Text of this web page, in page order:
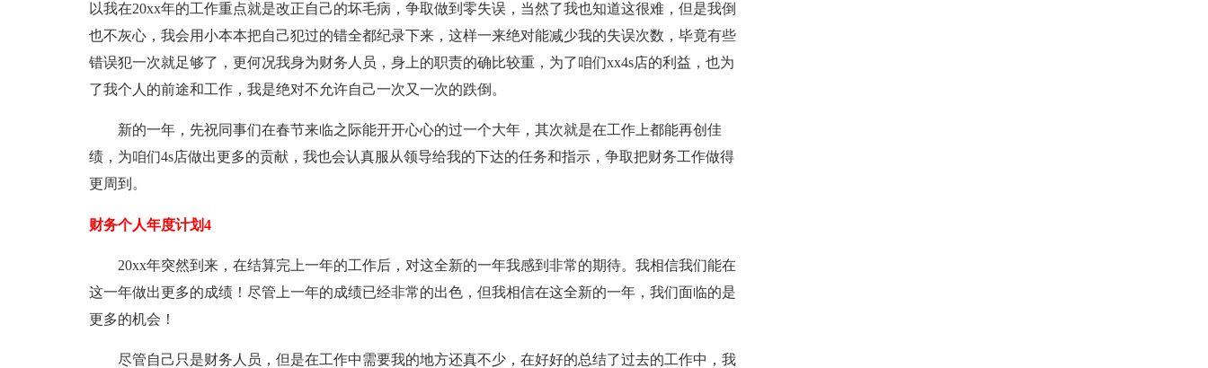
以我在20xx年的工作重点就是改正自己的坏毛病，争取做到零失误，当然了我也知道这很难，但是我倒
也不灰心，我会用小本本把自己犯过的错全都纪录下来，这样一来绝对能减少我的失误次数，毕竟有些
错误犯一次就足够了，更何况我身为财务人员，身上的职责的确比较重，为了咱们xx4s店的利益，也为
了我个人的前途和工作，我是绝对不允许自己一次又一次的跌倒。
新的一年，先祝同事们在春节来临之际能开开心心的过一个大年，其次就是在工作上都能再创佳
绩，为咱们4s店做出更多的贡献，我也会认真服从领导给我的下达的任务和指示，争取把财务工作做得
更周到。
财务个人年度计划4
20xx年突然到来，在结算完上一年的工作后，对这全新的一年我感到非常的期待。我相信我们能在
这一年做出更多的成绩！尽管上一年的成绩已经非常的出色，但我相信在这全新的一年，我们面临的是
更多的机会！
尽管自己只是财务人员，但是在工作中需要我的地方还真不少，在好好的总结了过去的工作中，我